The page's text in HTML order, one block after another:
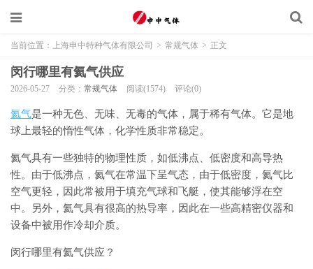
当前位置： 上海申中特种气体有限公司 > 常规气体 > 正文
闵行哪里有氦气供应
2026-05-27 分类： 常规气体 阅读(1574) 评论(0)
氦气是一种无色、无味、无毒的气体，属于稀有气体。它是地
球上最轻的惰性气体，化学性质非常稳定。
氦气具有一些独特的物理性质，如低沸点、低密度和高导热
性。由于低沸点，氦气在常温下呈气态，由于低密度，氦气比
空气更轻，因此常被用于填充气球和飞艇，使其能够浮在空
中。另外，氦气具有很高的热导率，因此在一些高精密仪器和
设备中被用作冷却介质。
闵行哪里有氦气供应？